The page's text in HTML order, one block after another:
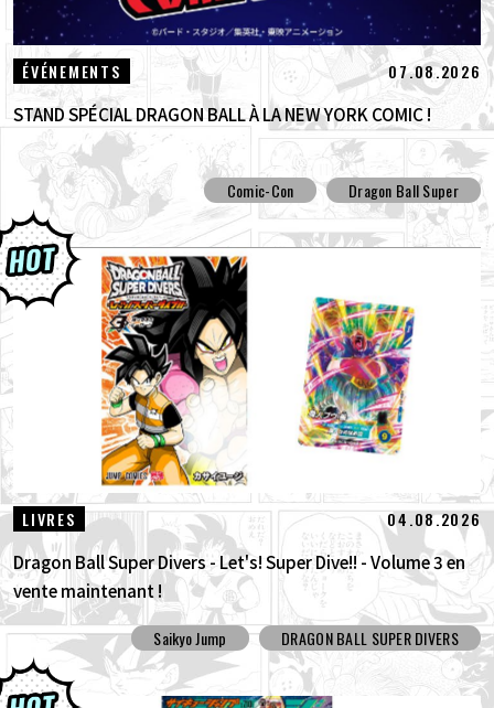
ÉVÉNEMENTS 07.08.2026
STAND SPÉCIAL DRAGON BALL À LA NEW YORK COMIC !
Comic-Con Dragon Ball Super
LIVRES 04.08.2026
Dragon Ball Super Divers - Let's! Super Dive!! - Volume 3 en
vente maintenant !
Saikyo Jump DRAGON BALL SUPER DIVERS